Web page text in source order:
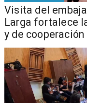
​Visita del
Larga fortalece
y de cooperación